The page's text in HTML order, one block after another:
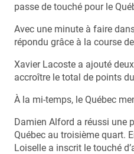
passe de touché pour le
Avec une minute à faire
répondu grâce à la course
Xavier Lacoste a ajouté
accroître le total de points
À la mi-temps, le Québec
Damien Alford a réussi une
Québec au troisième quart.
Loiselle a inscrit le touché